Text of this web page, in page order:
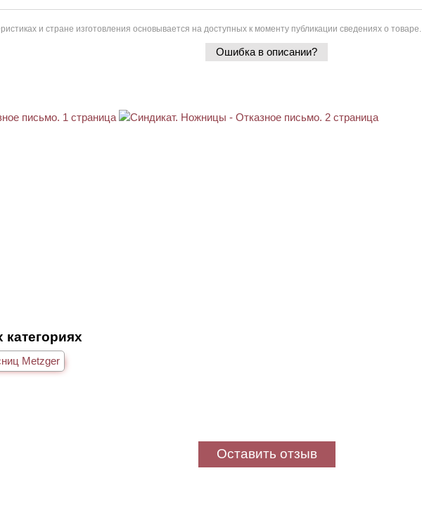
и стране изготовления основывается на доступных к моменту публикации сведениях о товаре.
Ошибка в описании?
Metzger
Оставить отзыв